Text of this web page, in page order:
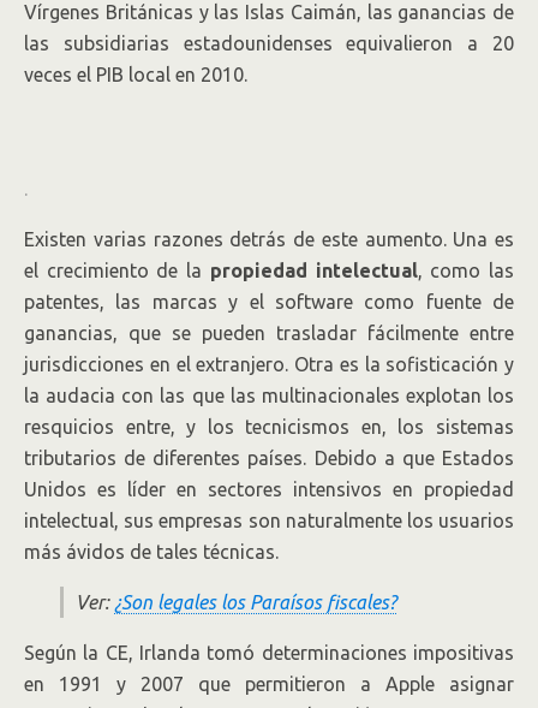
Vírgenes Británicas y las Islas Caimán, las ganancias de
las subsidiarias estadounidenses equivalieron a 20
veces el PIB local en 2010.
.
Existen varias razones detrás de este aumento. Una es
el crecimiento de la propiedad intelectual, como las
patentes, las marcas y el software como fuente de
ganancias, que se pueden trasladar fácilmente entre
jurisdicciones en el extranjero. Otra es la sofisticación y
la audacia con las que las multinacionales explotan los
resquicios entre, y los tecnicismos en, los sistemas
tributarios de diferentes países. Debido a que Estados
Unidos es líder en sectores intensivos en propiedad
intelectual, sus empresas son naturalmente los usuarios
más ávidos de tales técnicas.
Ver: ¿Son legales los Paraísos fiscales?
Según la CE, Irlanda tomó determinaciones impositivas
en 1991 y 2007 que permitieron a Apple asignar